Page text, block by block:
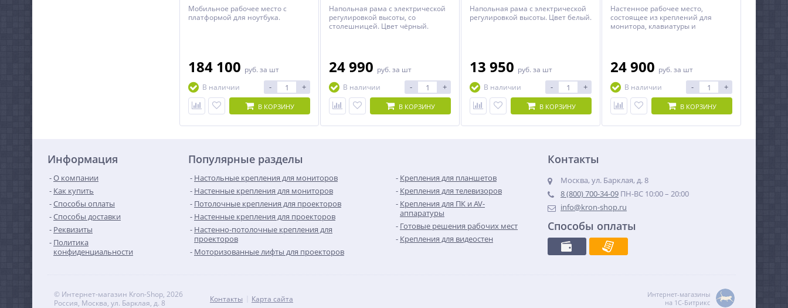
Мобильное рабочее место с
платформой для ноутбука.
184 100 руб. за шт
В наличии
- +
В КОРЗИНУ
Напольная рама с электрической
регулировкой высоты, со
столешницей. Цвет чёрный.
24 990 руб. за шт
В наличии
- +
В КОРЗИНУ
Напольная рама с электрической
регулировкой высоты. Цвет белый.
13 950 руб. за шт
В наличии
- +
В КОРЗИНУ
Настенное рабочее место,
состоящее из креплений для
монитора, клавиатуры и
24 900 руб. за шт
В наличии
- +
В КОРЗИНУ
Информация
О компании
Как купить
Способы оплаты
Способы доставки
Реквизиты
Политика
конфиденциальности
Популярные разделы
Настольные крепления для мониторов
Настенные крепления для мониторов
Потолочные крепления для проекторов
Настенные крепления для проекторов
Настенно-потолочные крепления для
проекторов
Моторизованные лифты для проекторов
Крепления для планшетов
Крепления для телевизоров
Крепления для ПК и AV-
аппаратуры
Готовые решения рабочих мест
Крепления для видеостен
Контакты
Москва, ул. Барклая, д. 8
8 (800) 700-34-09 ПН-ВС 10:00 – 20:00
info@kron-shop.ru
Способы оплаты
© Интернет-магазин Kron-Shop, 2026
Россия, Москва, ул. Барклая, д. 8
Контакты Карта сайта
Интернет-магазины
на 1С-Битрикс